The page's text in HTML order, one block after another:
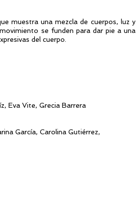
muestra una mezcla de cuerpos, luz y
se funden para dar pie a una
del cuerpo.
Eva Vite, Grecia Barrera
García, Carolina Gutiérrez,